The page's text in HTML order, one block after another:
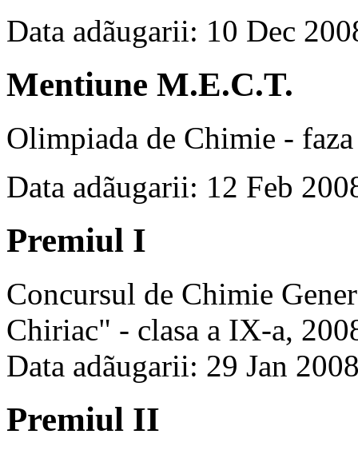
Data adãugarii: 10 Dec
Mentiune M.E.C.T.
Olimpiada de Chimie -
Data adãugarii: 12 Feb
Premiul I
Concursul de Chimie
Chiriac" - clasa a IX-a,
Data adãugarii: 29 Jan
Premiul II